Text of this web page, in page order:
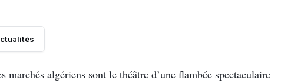
algériens sont le théâtre d’une flambée spectaculaire